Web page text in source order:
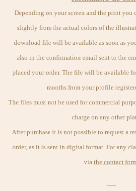
Depending on your screen and the print you
slightly from the actual colors of the
download file will be available as soon as
also in the confirmation email sent to the
placed your order. The file will be available
months from your profile
The files must not be used for commercial
charge on any other
After purchase it is not possible to request a
order, as it is sent in digital format. For any
via the contact
—